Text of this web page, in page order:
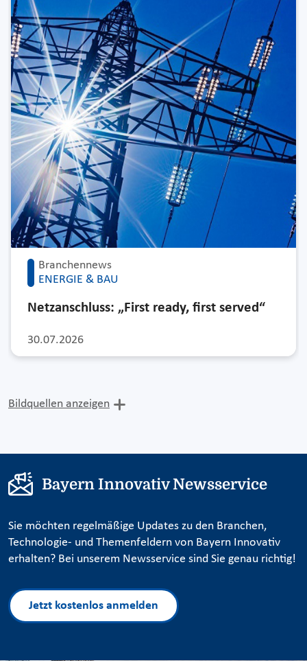
Branchennews
ENERGIE & BAU
30.07.2026
Netzanschluss: „First ready, first served“
Bildquellen anzeigen
Bayern Innovativ Newsservice
Sie möchten regelmäßige Updates zu den Branchen,
Technologie- und Themenfeldern von Bayern Innovativ
erhalten? Bei unserem Newsservice sind Sie genau richtig!
Jetzt kostenlos anmelden